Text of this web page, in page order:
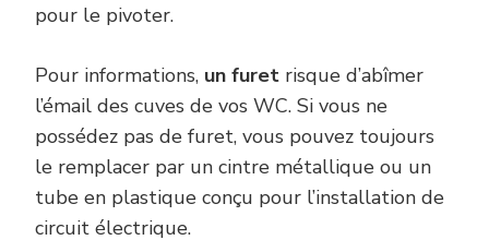
pour le pivoter.
Pour informations, un furet risque d’abîmer
l’émail des cuves de vos WC. Si vous ne
possédez pas de furet, vous pouvez toujours
le remplacer par un cintre métallique ou un
tube en plastique conçu pour l’installation de
circuit électrique.